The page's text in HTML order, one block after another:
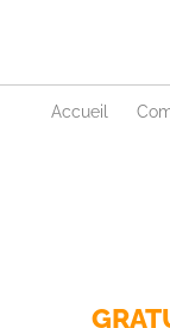
Accueil